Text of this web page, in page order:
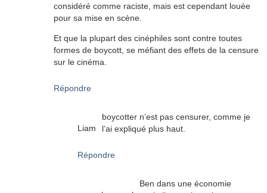
considéré comme raciste, mais est cependant louée
pour sa mise en scène.
Et que la plupart des cinéphiles sont contre toutes
formes de boycott, se méfiant des effets de la censure
sur le cinéma.
Répondre
Liam
boycotter n’est pas censurer, comme je
l’ai expliqué plus haut.
Répondre
Ben dans une économie